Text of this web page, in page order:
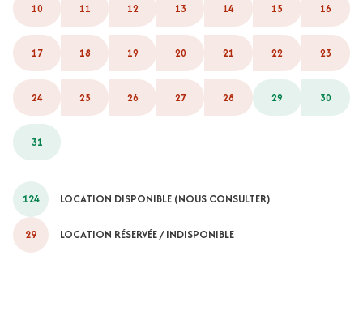
10 11 12 13 14 15 16
17 18 19 20 21 22 23
24 25 26 27 28 29 30
31
124 LOCATION DISPONIBLE (NOUS CONSULTER)
29 LOCATION RÉSERVÉE / INDISPONIBLE